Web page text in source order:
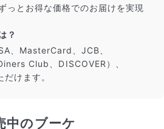
っとお得な価格でのお届けを実現
？
、MasterCard、JCB、
Club、DISCOVER）、
けます。
中のブーケ